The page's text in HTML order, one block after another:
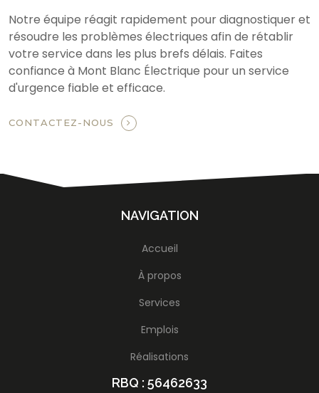
Notre équipe réagit rapidement pour diagnostiquer et
résoudre les problèmes électriques afin de rétablir
votre service dans les plus brefs délais. Faites
confiance à Mont Blanc Électrique pour un service
d'urgence fiable et efficace.
CONTACTEZ-NOUS
NAVIGATION
Accueil
À propos
Services
Emplois
Réalisations
RBQ : 56462633